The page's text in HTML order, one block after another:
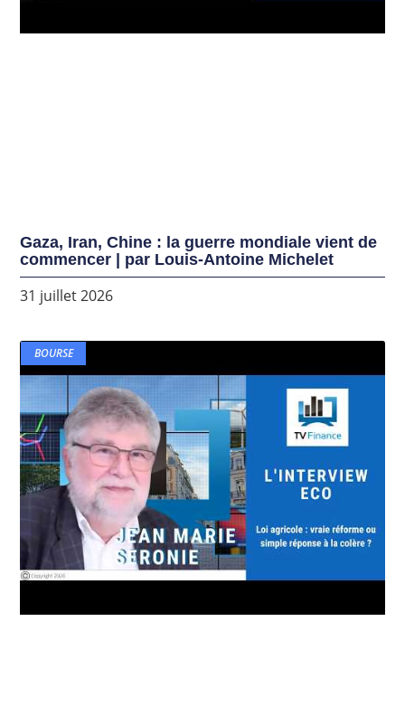
Gaza, Iran, Chine : la guerre mondiale vient de
commencer | par Louis-Antoine Michelet
31 juillet 2026
BOURSE